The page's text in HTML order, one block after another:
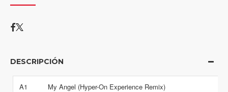
DESCRIPCIÓN
A1 My Angel (Hyper-On Experience Remix)